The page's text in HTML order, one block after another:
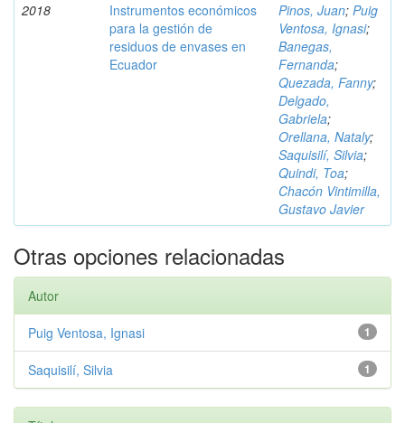
2018
Instrumentos económicos
para la gestión de
residuos de envases en
Ecuador
Pinos, Juan; Puig
Ventosa, Ignasi;
Banegas,
Fernanda;
Quezada, Fanny;
Delgado,
Gabriela;
Orellana, Nataly;
Saquisilí, Silvia;
Quindi, Toa;
Chacón Vintimilla,
Gustavo Javier
Otras opciones relacionadas
Autor
1
Puig Ventosa, Ignasi
1
Saquisilí, Silvia